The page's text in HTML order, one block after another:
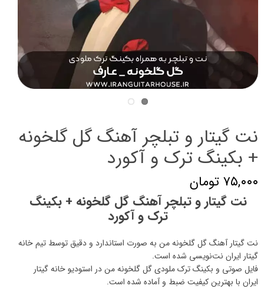
نت گیتار و تبلچر آهنگ گل گلخونه
+ بکینگ ترک و آکورد
۷۵,۰۰۰ تومان
نت گیتار و تبلچر آهنگ گل گلخونه + بکینگ
ترک و آکورد
نت گیتار آهنگ گل گلخونه من به صورت استاندارد و دقیق توسط تیم خانه
گیتار ایران نت‌نویسی شده است.
فایل صوتی و بکینگ ترک ملودی گل گلخونه من در استودیو خانه گیتار
ایران با بهترین کیفیت ضبط و آماده شده است.